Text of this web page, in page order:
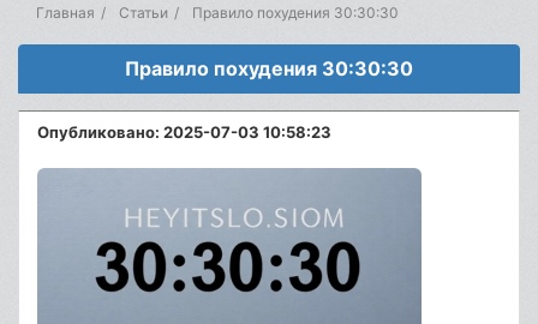
Главная Статьи Правило похудения 30:30:30
Правило похудения 30:30:30
Опубликовано: 2025-07-03 10:58:23